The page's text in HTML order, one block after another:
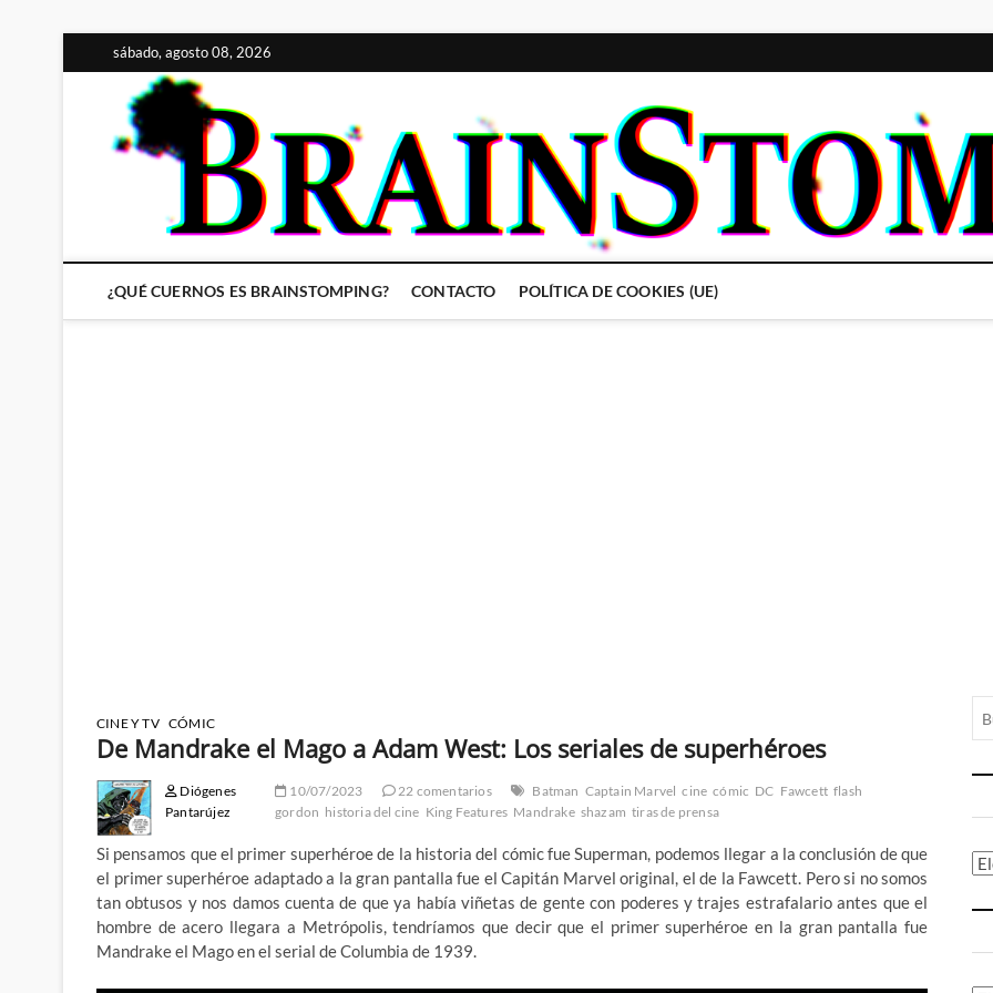
al
contenido
sábado, agosto 08, 2026
¿QUÉ CUERNOS ES BRAINSTOMPING? CONTACTO POLÍTICA DE COOKIES (UE)
CINE Y TV CÓMIC
De Mandrake el Mago a Adam West: Los seriales de superhéroes
Diógenes
Pantarújez
10/07/2023 22 comentarios Batman Captain Marvel cine cómic DC Fawcett flash
gordon historia del cine King Features Mandrake shazam tiras de prensa
Si pensamos que el primer superhéroe de la historia del cómic fue Superman, podemos llegar a la conclusión de que
el primer superhéroe adaptado a la gran pantalla fue el Capitán Marvel original, el de la Fawcett. Pero si no somos
tan obtusos y nos damos cuenta de que ya había viñetas de gente con poderes y trajes estrafalario antes que el
hombre de acero llegara a Metrópolis, tendríamos que decir que el primer superhéroe en la gran pantalla fue
Mandrake el Mago en el serial de Columbia de 1939.